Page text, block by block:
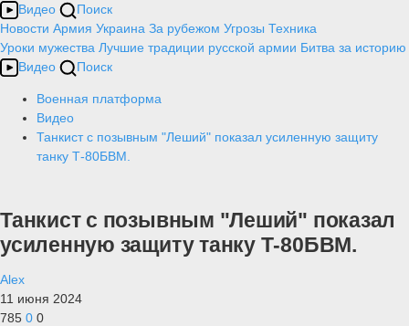
Видео
Поиск
Новости Армия Украина За рубежом Угрозы Техника
Уроки мужества Лучшие традиции русской армии Битва за историю
Видео
Поиск
Военная платформа
Видео
Танкист с позывным "Леший" показал усиленную защиту
танку Т-80БВМ.
Танкист с позывным "Леший" показал
усиленную защиту танку Т-80БВМ.
Alex
11 июня 2024
785 0 0